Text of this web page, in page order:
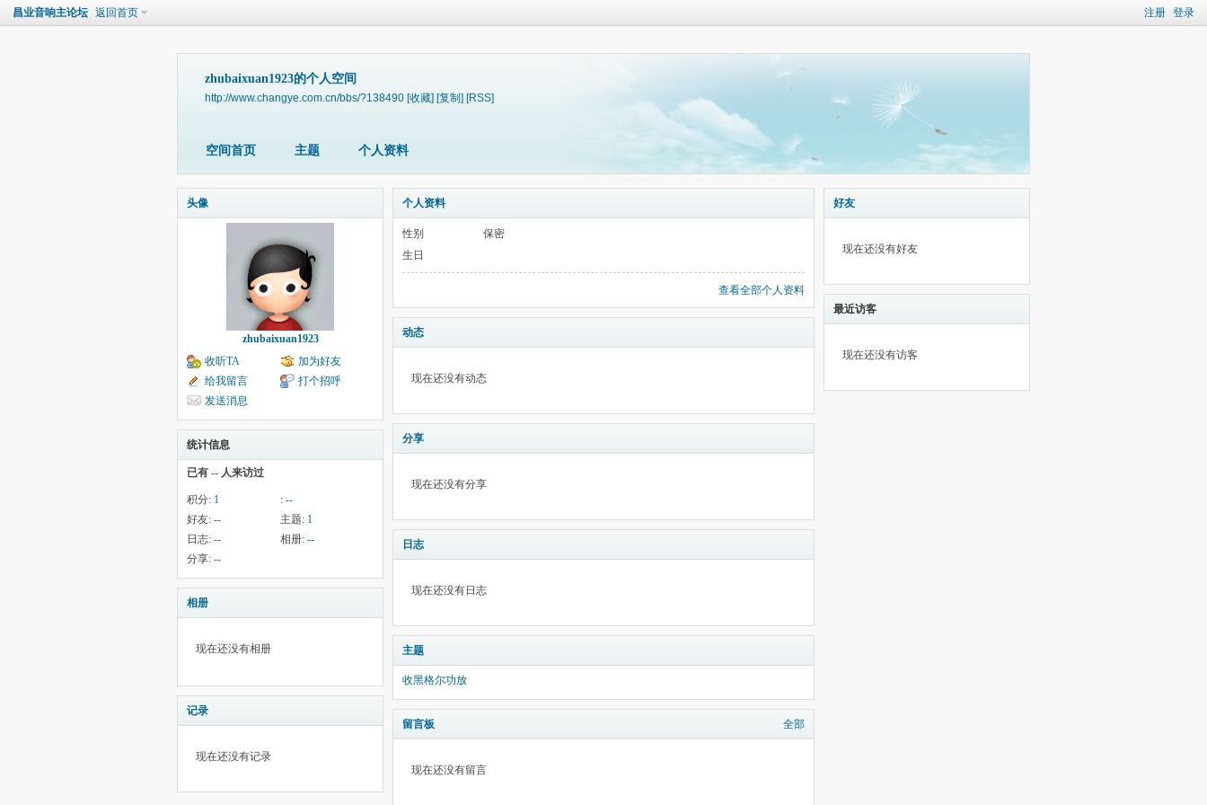
注册 登录
昌业音响主论坛 返回首页
zhubaixuan1923的个人空间
http://www.changye.com.cn/bbs/?138490 [收藏] [复制] [RSS]
空间首页 主题 个人资料
头像
zhubaixuan1923
收听TA
加为好友
给我留言
打个招呼
发送消息
统计信息
已有 -- 人来访过
积分: 1 : --
好友: -- 主题: 1
日志: -- 相册: --
分享: --
相册
现在还没有相册
记录
现在还没有记录
个人资料
性别
保密
生日
查看全部个人资料
动态
现在还没有动态
分享
现在还没有分享
日志
现在还没有日志
主题
收黑格尔功放
留言板 全部
现在还没有留言
好友
现在还没有好友
最近访客
现在还没有访客